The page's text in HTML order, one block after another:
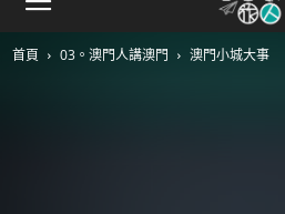
首頁 03。澳門人講澳門 澳門小城大事